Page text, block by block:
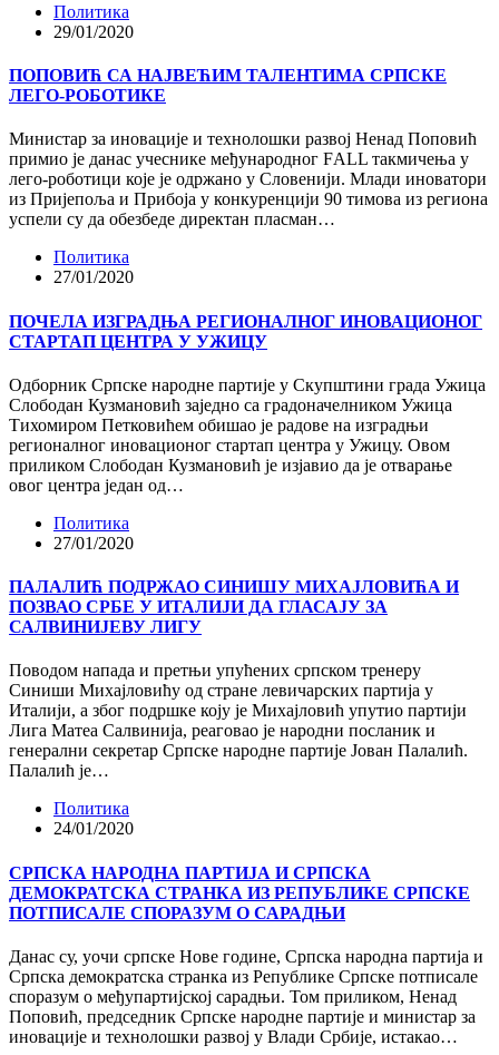
Политика
29/01/2020
ПОПОВИЋ СА НАЈВЕЋИМ ТАЛЕНТИМА СРПСКЕ
ЛЕГО-РОБОТИКЕ
Министар за иновације и технолошки развој Ненад Поповић
примио је данас учеснике међународног FАLL такмичења у
лего-роботици које је одржано у Словенији. Млади иноватори
из Пријепоља и Прибоја у конкуренцији 90 тимова из региона
успели су да обезбеде директан пласман…
Политика
27/01/2020
ПОЧЕЛА ИЗГРАДЊА РЕГИОНАЛНОГ ИНОВАЦИОНОГ
СТАРТАП ЦЕНТРА У УЖИЦУ
Одборник Српске народне партије у Скупштини града Ужица
Слободан Кузмановић заједно са градоначелником Ужица
Тихомиром Петковићем обишао је радове на изградњи
регионалног иновационог стартап центра у Ужицу. Овом
приликом Слободан Кузмановић је изјавио да је отварање
овог центра један од…
Политика
27/01/2020
ПАЛАЛИЋ ПОДРЖАО СИНИШУ МИХАЈЛОВИЋА И
ПОЗВАО СРБЕ У ИТАЛИЈИ ДА ГЛАСАЈУ ЗА
САЛВИНИЈЕВУ ЛИГУ
Поводом напада и претњи упућених српском тренеру
Синиши Михајловићу од стране левичарских партија у
Италији, а због подршке коју је Михајловић упутио партији
Лига Матеа Салвинија, реаговао је народни посланик и
генерални секретар Српске народне партије Јован Палалић.
Палалић је…
Политика
24/01/2020
СРПСКА НАРОДНА ПАРТИЈА И СРПСКА
ДЕМОКРАТСКА СТРАНКА ИЗ РЕПУБЛИКЕ СРПСКЕ
ПОТПИСАЛЕ СПОРАЗУМ О САРАДЊИ
Данас су, уочи српске Нове године, Српска народна партија и
Српска демократска странка из Републике Српске потписале
споразум о међупартијској сарадњи. Том приликом, Ненад
Поповић, председник Српске народне партије и министар за
иновације и технолошки развој у Влади Србије, истакао…